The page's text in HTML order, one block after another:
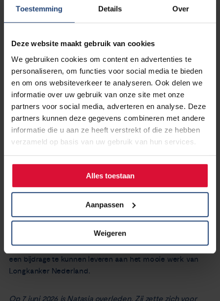
Toestemming Details Over
Deze website maakt gebruik van cookies
We gebruiken cookies om content en advertenties te
personaliseren, om functies voor social media te bieden
en om ons websiteverkeer te analyseren. Ook delen we
informatie over uw gebruik van onze site met onze
partners voor social media, adverteren en analyse. Deze
partners kunnen deze gegevens combineren met andere
informatie die u aan ze heeft verstrekt of die ze hebben
verzameld op basis van uw gebruik van hun services.
Alles toestaan
Aanpassen
Weigeren
doelgerichte therapie, immuuntherapie, chemotherapie,
Ik ben lid van een Facebookgroep van Longkanker
Nederland. In eerste instantie alleen om tips te krijgen
voor de bijwerkingen die ik ervaarde. Maar ik merkte dat
je er veel meer dingen kon delen met elkaar. Het is fijn om
af en toe hier je verhaal kwijt te kunnen.
Palliatieve zorg
Wat mij opvalt is dat als je informatie wilt hebben over
palliatieve zorg, het bijna altijd over het terminale gedeelte
mensen die al langer leven met een palliatieve ziekte, is
weinig te vinden. Omdat ik een paar gastlessen had
gegeven waarin ik mijn eigen ervaringen vertelde, ben ik dit
gaan verwerken in die lessen. Dat je als palliatief patiënt
nog altijd kunt meedoen en meetelt.
Met mijn ervaringen als patiënt en als doorlever hoop ik
een bijdrage te kunnen leveren aan het mooie werk van
Longkanker Nederland.
Op 7 juni 2026 is Natasja overleden. Zij zette zich voor